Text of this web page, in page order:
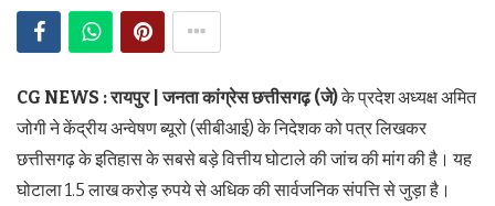
CG NEWS : रायपुर | जनता कांग्रेस छत्तीसगढ़ (जे)के प्रदेश अध्यक्ष अमित
जोगी ने केंद्रीय अन्वेषण ब्यूरो (सीबीआई) के निदेशक को पत्र लिखकर
छत्तीसगढ़ के इतिहास के सबसे बड़े वित्तीय घोटाले की जांच की मांग की है। यह
घोटाला 1.5 लाख करोड़ रुपये से अधिक की सार्वजनिक संपत्ति से जुड़ा है।